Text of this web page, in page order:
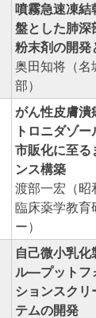
噴霧急速凍結
盤とした肺深
粉末剤の開発
奥田知将（名
部）
がん性皮膚潰
トロニダゾ
市販化に至る
ンス構築
渡部一宏（
臨床薬学教育
ー）
自己微小乳化
ル―プットフ
ションスクリ
テムの開発